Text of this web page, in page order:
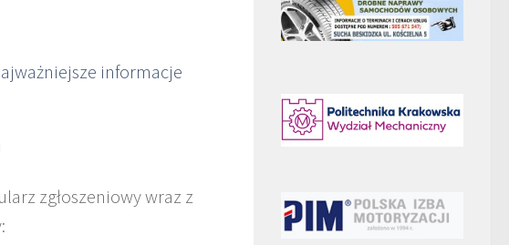
informacje
zgłoszeniowy wraz z